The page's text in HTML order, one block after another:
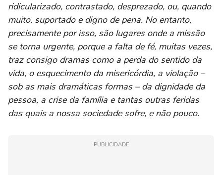
ridicularizado, contrastado, desprezado, ou, quando
muito, suportado e digno de pena. No entanto,
precisamente por isso, são lugares onde a missão
se torna urgente, porque a falta de fé, muitas vezes,
traz consigo dramas como a perda do sentido da
vida, o esquecimento da misericórdia, a violação –
sob as mais dramáticas formas – da dignidade da
pessoa, a crise da família e tantas outras feridas
das quais a nossa sociedade sofre, e não pouco.
PUBLICIDADE